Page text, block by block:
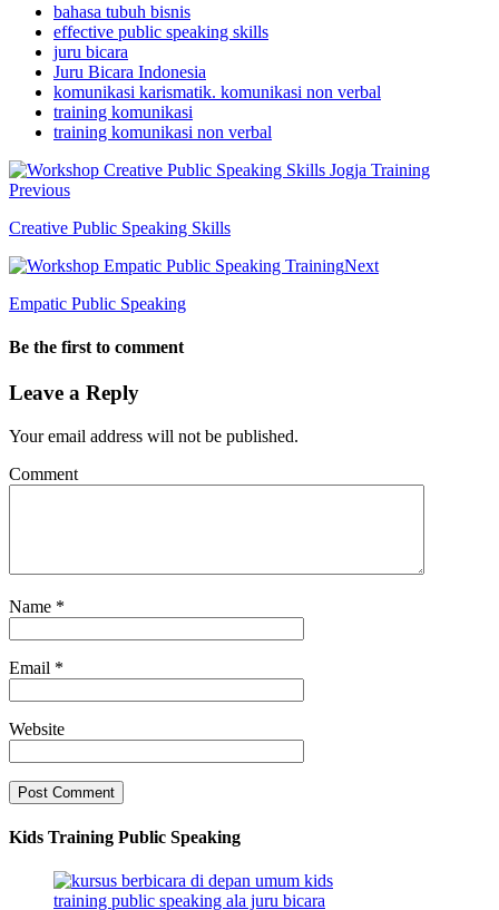
bahasa tubuh bisnis
effective public speaking skills
juru bicara
Juru Bicara Indonesia
komunikasi karismatik. komunikasi non verbal
training komunikasi
training komunikasi non verbal
Previous
Creative Public Speaking Skills
Next
Empatic Public Speaking
Be the first to comment
Leave a Reply
Your email address will not be published.
Comment
Name *
Email *
Website
Kids Training Public Speaking